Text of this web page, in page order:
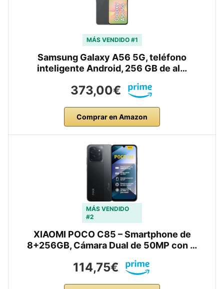
MÁS VENDIDO #1
Samsung Galaxy A56 5G, teléfono
inteligente Android, 256 GB de al…
373,00€
Comprar en Amazon
MÁS VENDIDO
#2
XIAOMI POCO C85 – Smartphone de
8+256GB, Cámara Dual de 50MP con …
114,75€